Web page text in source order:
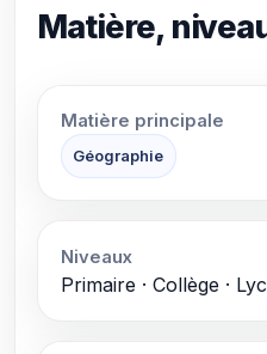
Matière,
Matière principale
Géographie
Niveaux
Primaire · Collège ·